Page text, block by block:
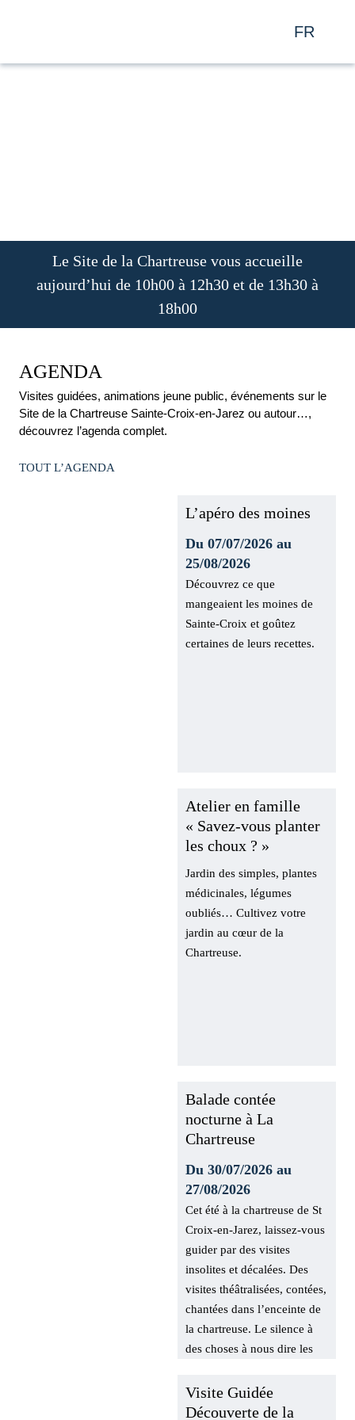
FR
Le Site de la Chartreuse vous accueille
aujourd’hui de 10h00 à 12h30 et de 13h30
à 18h00
AGENDA
Visites guidées, animations jeune public, événements sur le
Site de la Chartreuse Sainte-Croix-en-Jarez ou autour…,
découvrez l’agenda complet.
TOUT L’AGENDA
L’apéro des
Du 07/07/2026 au
25/08/2026
Découvrez ce que
mangeaient les moines de
Sainte-Croix et goûtez
Atelier en famille
« Savez-vous
planter les choux
? »
Jardin des simples,
plantes médicinales,
légumes oubliés… Cultivez
votre jardin au cœur de la
Balade contée
nocturne à La
Chartreuse
Du 30/07/2026 au
27/08/2026
Cet été à la chartreuse de
St Croix-en-Jarez, laissez-
vous guider par des visites
insolites et décalées. Des
visites théâtralisées,
contées, chantées dans
l’enceinte de la chartreuse.
Le silence à des choses à
Visite Guidée
Découverte de la